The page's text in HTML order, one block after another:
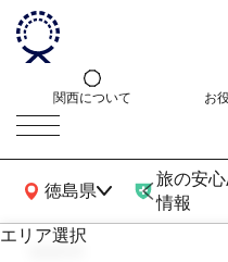
関西について お
徳島県
関西広域MAP
旅の安
情報
エリア選択
エ
search